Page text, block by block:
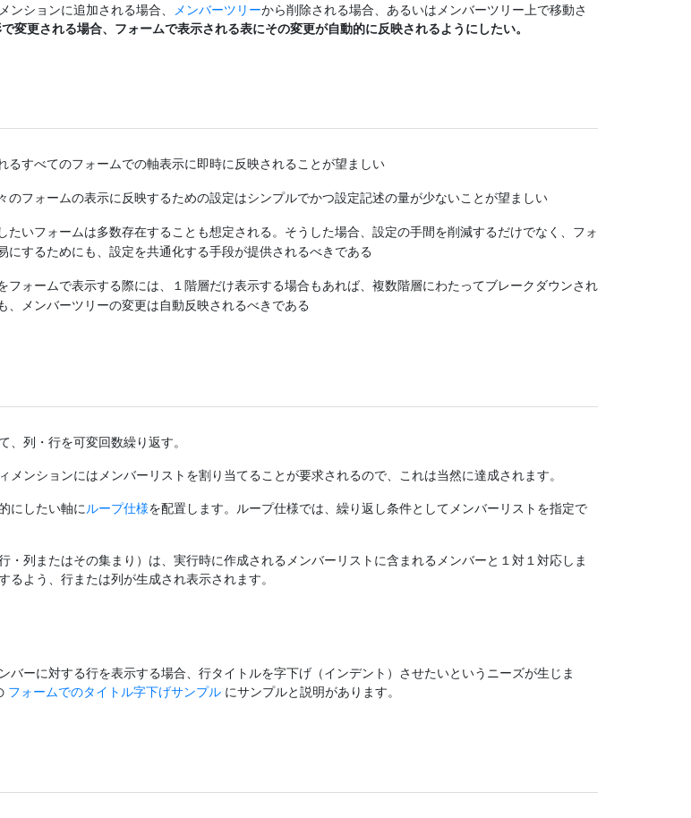
ションに追加される場合、 メンバーツリーから削除される場合、あるいはメンバーツリー上で移動さ
変更される場合、フォームで表示される表にその変更が自動的に反映されるようにしたい。
るすべてのフォームでの軸表示に即時に反映されることが望ましい
のフォームの表示に反映するための設定はシンプルでかつ設定記述の量が少ないことが望ましい
たいフォームは多数存在することも想定される。そうした場合、設定の手間を削減するだけでなく、フォ
にするためにも、設定を共通化する手段が提供されるべきである
フォームで表示する際には、１階層だけ表示する場合もあれば、複数階層にわたってブレークダウンされ
メンバーツリーの変更は自動反映されるべきである
、列・行を可変回数繰り返す。
ンションにはメンバーリストを割り当てることが要求されるので、これは当然に達成されます。
にしたい軸に ループ仕様を配置します。ループ仕様では、繰り返し条件としてメンバーリストを指定で
・列またはその集まり）は、実行時に作成されるメンバーリストに含まれるメンバーと１対１対応しま
よう、行または列が生成され表示されます。
バーに対する行を表示する場合、行タイトルを字下げ（インデント）させたいというニーズが生じま
フォームでのタイトル字下げサンプル にサンプルと説明があります。